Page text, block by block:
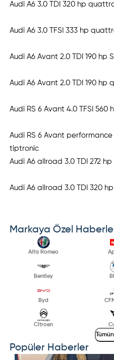
Audi A6 3.0 TDI 320 hp
Audi A6 3.0 TFSI 333 hp
Audi A6 Avant 2.0 TDI 190 hp
Audi A6 Avant 2.0 TDI 190 hp
Audi RS 6 Avant 4.0 TFSI
Audi RS 6 Avant
tiptronic
Audi A6 allroad 3.0 TDI 272
Audi A6 allroad 3.0 TDI 320
Markaya Özel
Alfa Romeo
Bentley
Byd
Citroen
Popüler Haberler